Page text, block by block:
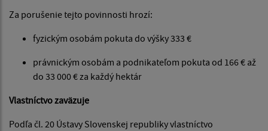
Za porušenie tejto povinnosti hrozí:
fyzickým osobám pokuta do výšky 333 €
právnickým osobám a podnikateľom pokuta od 166 € až
do 33 000 € za každý hektár
Vlastníctvo zaväzuje
Podľa čl. 20 Ústavy Slovenskej republiky vlastníctvo